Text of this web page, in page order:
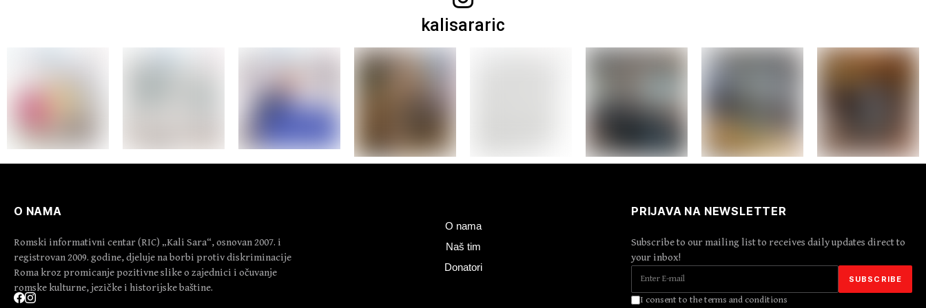
kalisararic
O NAMA
Romski informativni centar (RIC) „Kali Sara“, osnovan 2007. i
registrovan 2009. godine, djeluje na borbi protiv diskriminacije
Roma kroz promicanje pozitivne slike o zajednici i očuvanje
romske kulturne, jezičke i historijske baštine.
O nama
Naš tim
Donatori
PRIJAVA NA NEWSLETTER
Subscribe to our mailing list to receives daily updates direct to
your inbox!
I consent to the terms and conditions